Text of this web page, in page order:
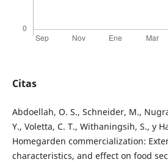
Citas
Abdoellah, O. S., Schneider, M.,
Y., Voletta, C. T., Withaningsih, S., y
Homegarden commercialization:
characteristics, and effect on food